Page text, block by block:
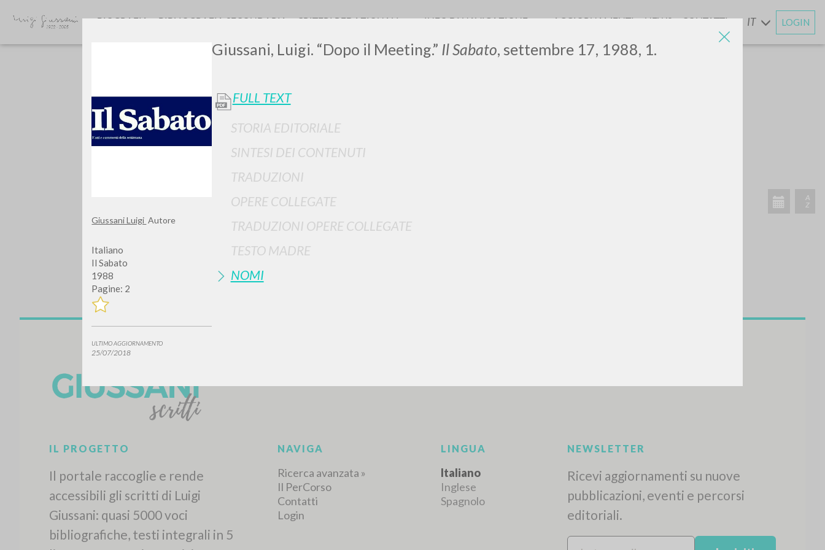
Giussani Luigi Autore
Italiano
Il Sabato
1988
Pagine: 2
ULTIMO AGGIORNAMENTO
25/07/2018
Giussani, Luigi. “Dopo il Meeting.” Il Sabato, settembre 17, 1988, 1.
FULL TEXT
STORIA EDITORIALE
SINTESI DEI CONTENUTI
TRADUZIONI
OPERE COLLEGATE
TRADUZIONI OPERE COLLEGATE
TESTO MADRE
NOMI
BIOGRAFIA BIBLIOGRAFIA SECONDARIA CRITERI REDAZIONALI INFO DI NAVIGAZIONE AGGIORNAMENTIENEWS CONTATTI IT LOGIN
Vuoi risultati ancora più precisi? Utilizza la
TIPOLOGIA OPERA LINGUA AUTORE
IL PROGETTO
Il portale raccoglie e rende
NAVIGA LINGUA NEWSLETTER
Ricevi aggiornamenti su nuove